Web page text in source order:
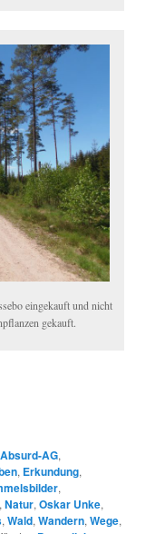
eingekauft und nicht
gekauft.
Absurd-AG,
, Erkundung,
,
,Natur,Oskar Unke,
,Wald,Wandern,Wege,